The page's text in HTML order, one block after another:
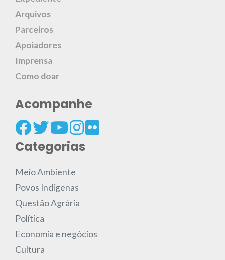
Arquivos
Parceiros
Apoiadores
Imprensa
Como doar
Acompanhe
Categorias
Meio Ambiente
Povos Indígenas
Questão Agrária
Política
Economia e negócios
Cultura